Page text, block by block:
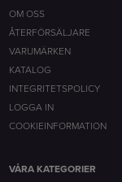
OM OSS
ÅTERFÖRSÄLJARE
VARUMÄRKEN
KATALOG
INTEGRITETSPOLICY
LOGGA IN
COOKIEINFORMATION
VÅRA KATEGORIER